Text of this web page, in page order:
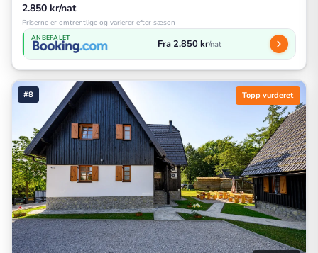
2.850 kr/nat
Priserne er omtrentlige og varierer efter sæson
ANBEFALET Fra 2.850 kr/nat
#8 Topp vurderet